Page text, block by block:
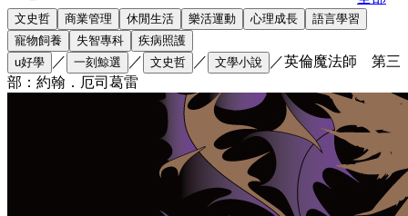
文史哲 商業管理 休閒生活 樂活運動 心理成長
語言學習
寵物飼養
失智專科
疾病照護
u好學
／ 一刻鯨選 ／ 文史哲 ／ 文學小說 ／英倫魔法師 第三
部：約翰．厄司葛雷